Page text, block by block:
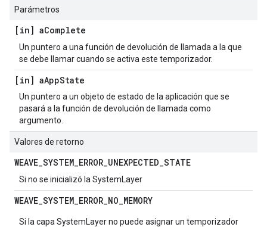
Parámetros
[in] aComplete
Un puntero a una función de devolución de llamada a la que
se debe llamar cuando se activa este temporizador.
[in] aAppState
Un puntero a un objeto de estado de la aplicación que se
pasará a la función de devolución de llamada como
argumento.
Valores de retorno
WEAVE_SYSTEM_ERROR_UNEXPECTED_STATE
Si no se inicializó la SystemLayer
WEAVE_SYSTEM_ERROR_NO_MEMORY
Si la capa SystemLayer no puede asignar un temporizador